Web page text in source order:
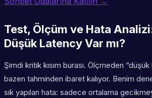
Test, Ölçüm ve Hata
Düşük Latency Var mı?
Şimdi kritik kısım burası. Ölçmeden
bazen tahminden ibaret kalıyor. Benim
sık yapılan hata: sadece ortalama